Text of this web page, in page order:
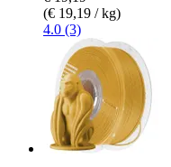
(€ 19,19 / kg)
4.0 (3)